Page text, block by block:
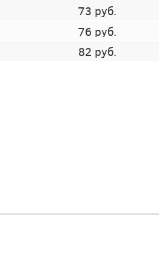
73 руб.
76 руб.
82 руб.